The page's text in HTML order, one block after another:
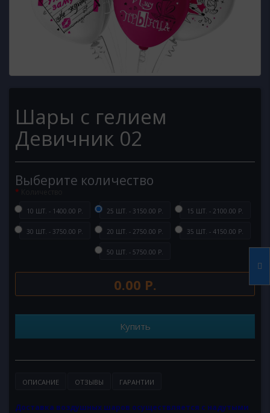
Шары с гелием
Девичник 02
Выберите количество
10 ШТ. - 1400.00 Р. 15 ШТ. - 2100.00 Р.
20 ШТ. - 2750.00 Р.
25 ШТ. - 3150.00 Р.
30 ШТ. - 3750.00 Р. 35 ШТ. - 4150.00 Р.
50 ШТ. - 5750.00 Р.
0.00 Р.
Купить
ОПИСАНИЕ ОТЗЫВЫ ГАРАНТИИ
Доставка воздушных шаров осуществляется с надутыми